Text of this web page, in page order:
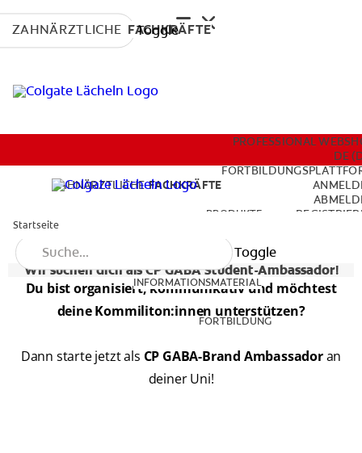
Toggle
INFORMATIONSMATERIAL
FORTBILDUNG
DE (DE)
ZAHNÄRZTLICHE FACHKRÄFTE
ZAHNÄRZTLICHE FACHKRÄFTE
PROFESSIONAL
DE
PRODUKTE
INFORMATIONSMATERIAL
FORTBILDUNG
Toggle
Startseite
Wir suchen dich als CP GABA Student-Ambassador!
Du bist organisiert, kommunikativ und möchtest
deine Kommiliton:innen unterstützen?
Dann starte jetzt als CP GABA-Brand Ambassadoran
deiner Uni!